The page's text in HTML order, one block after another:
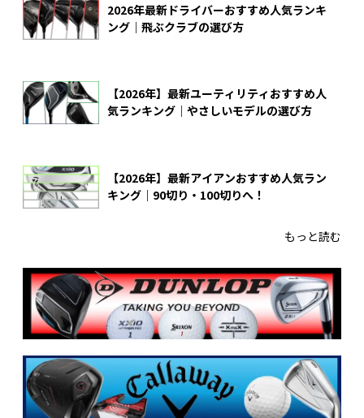
2026年最新ドライバーおすすめ人気ランキ
ング｜飛ぶクラブの選び方
【2026年】最新ユーティリティおすすめ人
気ランキング｜やさしいモデルの選び方
【2026年】最新アイアンおすすめ人気ラン
キング｜90切り・100切りへ！
もっと読む